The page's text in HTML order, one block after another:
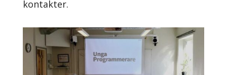
kontakter.